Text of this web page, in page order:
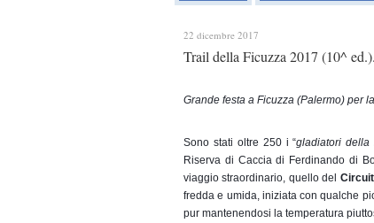
22 dicembre 2017
Trail della Ficuzza 2017 (10^
Grande festa a Ficuzza (Palermo) per
Sono stati oltre 250 i “gladiatori della
Riserva di Caccia di Ferdinando di
viaggio straordinario, quello del
fredda e umida, iniziata con qualche
pur mantenendosi la temperatura